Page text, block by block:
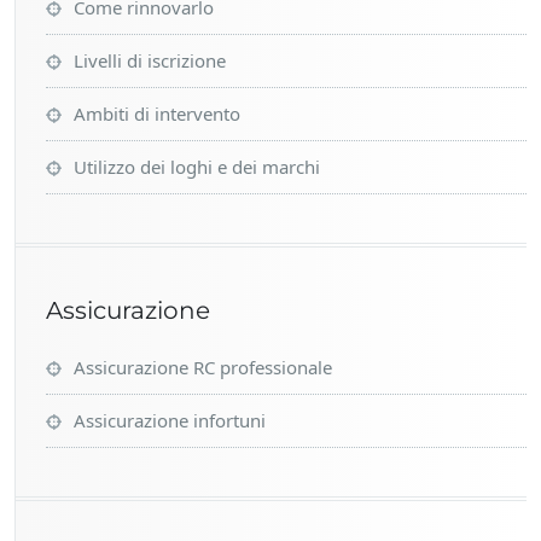
Come rinnovarlo
Livelli di iscrizione
Ambiti di intervento
Utilizzo dei loghi e dei marchi
Assicurazione
Assicurazione RC professionale
Assicurazione infortuni